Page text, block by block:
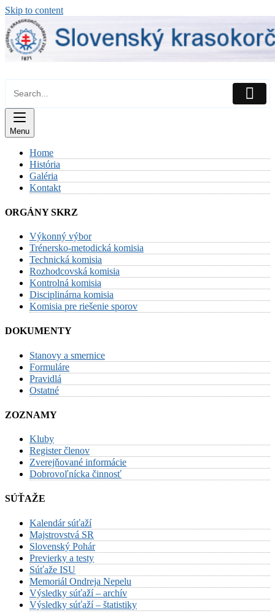
Skip to content
Menu
Home
História
Galéria
Kontakt
ORGÁNY SKRZ
Výkonný výbor
Trénersko-metodická komisia
Technická komisia
Rozhodcovská komisia
Kontrolná komisia
Disciplinárna komisia
Komisia pre riešenie sporov
DOKUMENTY
Stanovy a smernice
Formuláre
Pravidlá
Ostatné
ZOZNAMY
Kluby
Register členov
Zverejňované informácie
Dobrovoľnícka činnosť
SÚŤAŽE
Kalendár súťaží
Majstrovstvá SR
Slovenský Pohár
Previerky a testy
Súťaže ISU
Memoriál Ondreja Nepelu
Výsledky súťaží – archív
Výsledky súťaží – štatistiky